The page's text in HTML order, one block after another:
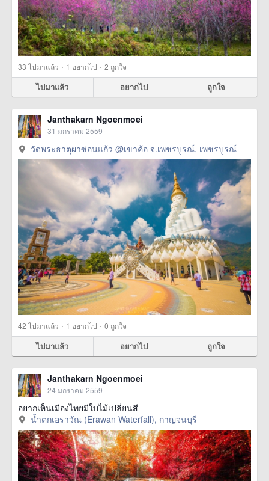
33ไปมาแล้ว · 1 อยากไป · 2 ถูกใจ
ไปมาแล้ว อยากไป ถูกใจ
Janthakarn Ngoenmoei
31 มกราคม 2559
วัดพระธาตุผาซ่อนแก้ว @เขาค้อ จ.เพชรบูรณ์, เพชรบูรณ์
42ไปมาแล้ว · 1 อยากไป · 0 ถูกใจ
ไปมาแล้ว อยากไป ถูกใจ
Janthakarn Ngoenmoei
24 มกราคม 2559
อยากเห็นเมืองไทยมีใบไม้เปลี่ยนสี
น้ำตกเอราวัณ (Erawan Waterfall), กาญจนบุรี